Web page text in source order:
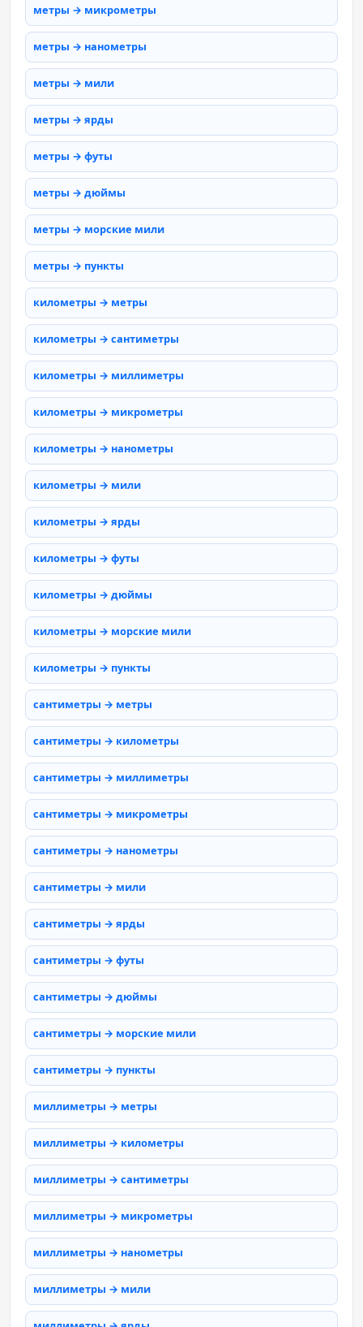
метры → микрометры
метры → нанометры
метры → мили
метры → ярды
метры → футы
метры → дюймы
метры → морские мили
метры → пункты
километры → метры
километры → сантиметры
километры → миллиметры
километры → микрометры
километры → нанометры
километры → мили
километры → ярды
километры → футы
километры → дюймы
километры → морские мили
километры → пункты
сантиметры → метры
сантиметры → километры
сантиметры → миллиметры
сантиметры → микрометры
сантиметры → нанометры
сантиметры → мили
сантиметры → ярды
сантиметры → футы
сантиметры → дюймы
сантиметры → морские мили
сантиметры → пункты
миллиметры → метры
миллиметры → километры
миллиметры → сантиметры
миллиметры → микрометры
миллиметры → нанометры
миллиметры → мили